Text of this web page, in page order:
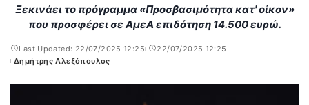
Ξεκινάει το πρόγραμμα «Προσβασιμότητα κατ' οίκον»
που προσφέρει σε ΑμεΑ επιδότηση 14.500 ευρώ.
Last Updated: 22/07/2025 12:25
22/07/2025 12:25
Posted
Δημήτρης Αλεξόπουλος